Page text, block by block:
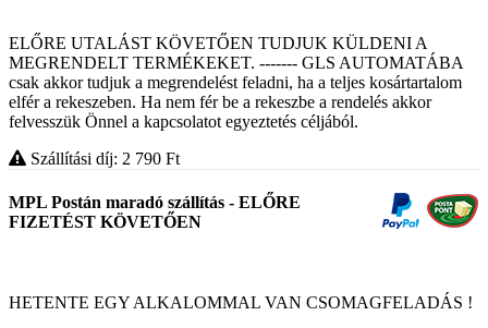
ELŐRE UTALÁST KÖVETŐEN TUDJUK KÜLDENI A
MEGRENDELT TERMÉKEKET. ------- GLS AUTOMATÁBA
csak akkor tudjuk a megrendelést feladni, ha a teljes kosártartalom
elfér a rekeszeben. Ha nem fér be a rekeszbe a rendelés akkor
felvesszük Önnel a kapcsolatot egyeztetés céljából.
Szállítási díj: 2 790 Ft
MPL Postán maradó szállítás - ELŐRE
FIZETÉST KÖVETŐEN
HETENTE EGY ALKALOMMAL VAN CSOMAGFELADÁS !